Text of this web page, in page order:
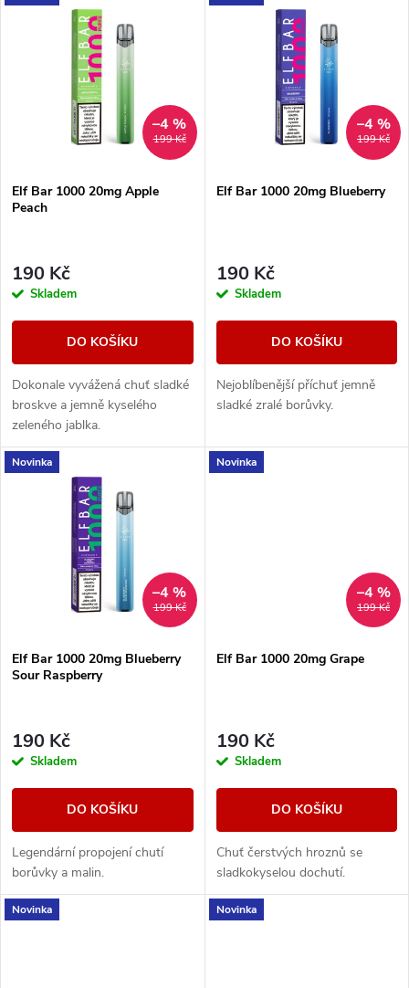
p
r
o
u
k
t
Nejdražší
Nejprodávanější
Abecedně
s
p
r
o
d
u
k
199 Kč
–4 %
Elf Bar 1000 20mg Apple
Peach
190 Kč
Skladem
DO KOŠÍKU
Dokonale vyvážená chuť sladké
broskve a jemně kyselého
zeleného jablka.
199 Kč
–4 %
Elf Bar 1000 20mg Blueberry
190 Kč
Skladem
DO KOŠÍKU
Nejoblíbenější příchuť jemně
sladké zralé borůvky.
Novinka
199 Kč
–4 %
Elf Bar 1000 20mg Blueberry
Sour Raspberry
190 Kč
Skladem
DO KOŠÍKU
Legendární propojení chutí
borůvky a malin.
Novinka
199 Kč
–4 %
Elf Bar 1000 20mg Grape
190 Kč
Skladem
DO KOŠÍKU
Chuť čerstvých hroznů se
sladkokyselou dochutí.
Novinka Novinka